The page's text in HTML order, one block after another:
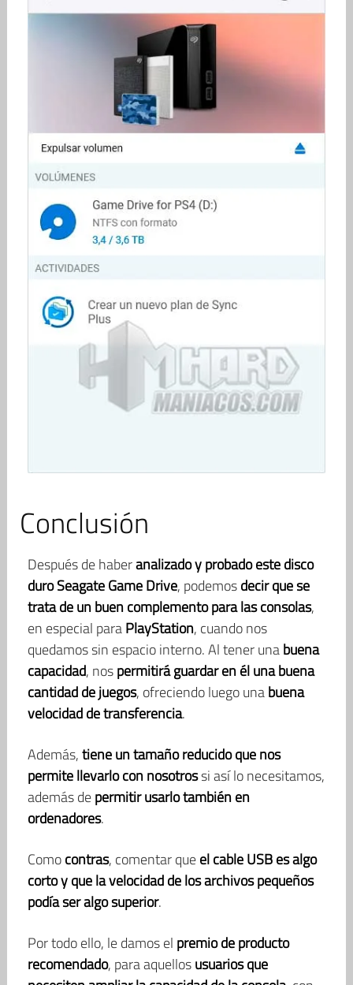
Conclusión
Después de haberanalizado y probado este disco
duro Seagate Game Drive, podemosdecir que se
trata de un buen complemento para las consolas,
en especial paraPlayStation, cuando nos
quedamos sin espacio interno. Al tener unabuena
capacidad, nospermitirá guardar en él una buena
cantidad de juegos, ofreciendo luego unabuena
velocidad de transferencia.
Además,tiene un tamaño reducido que nos
permite llevarlo con nosotrossi así lo necesitamos,
además depermitir usarlo también en
ordenadores.
Comocontras, comentar queel cable USB es algo
corto y que la velocidad de los archivos pequeños
podía ser algo superior.
Por todo ello, le damos el premio de producto
recomendado, para aquellosusuarios que